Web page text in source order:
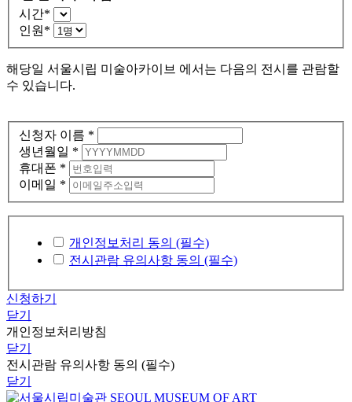
시간*
인원*
해당일 서울시립 미술아카이브 에서는 다음의 전시를 관람할
수 있습니다.
신청자 이름*
생년월일 *
휴대폰 *
개인정보처리 동의 (필수)
신청하기
닫기
개인정보처리방침
닫기
전시관람 유의사항 동의 (필수)
닫기